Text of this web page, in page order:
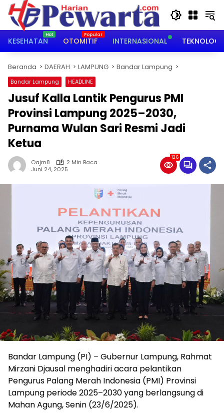
Langsung
konten
KESEHATAN
OTOMITIF INTERNASIONAL TEKNOLOGI
Beranda DAERAH LAMPUNG Bandar Lampung
Bandar Lampung HEADLINE
Jusuf Kalla Lantik Pengurus PMI
Provinsi Lampung 2025–2030,
Purnama Wulan Sari Resmi Jadi
Ketua
Oajm8
2 Min Baca
Juni 24, 2025
126
Bandar Lampung (PI) – Gubernur Lampung, Rahmat
Mirzani Djausal menghadiri acara pelantikan
Pengurus Palang Merah Indonesia (PMI) Provinsi
Lampung periode 2025–2030 yang berlangsung di
Mahan Agung, Senin (23/6/2025).